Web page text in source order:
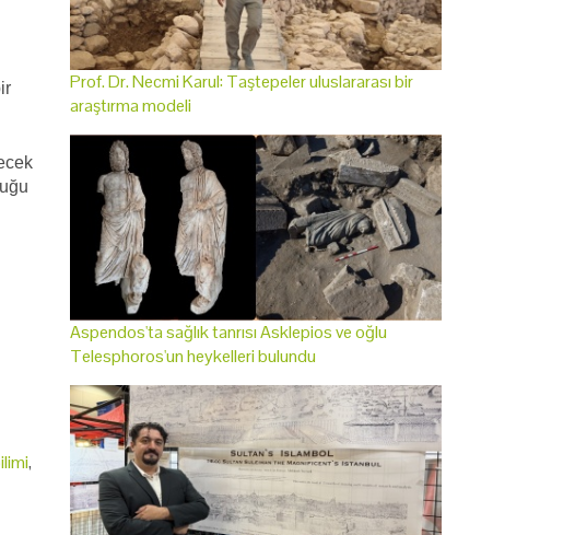
,
Prof. Dr. Necmi Karul: Taştepeler uluslararası bir
araştırma modeli
Aspendos'ta sağlık tanrısı Asklepios ve oğlu
Telesphoros'un heykelleri bulundu